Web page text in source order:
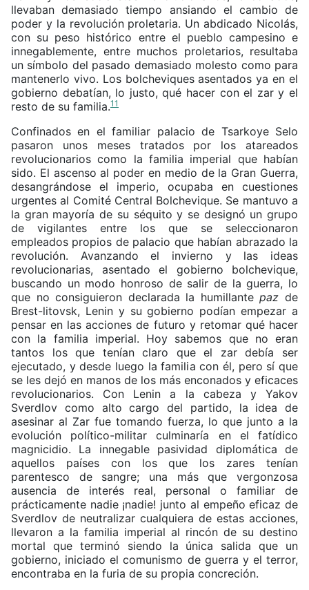
llevaban demasiado tiempo ansiando el cambio de
poder y la revolución proletaria. Un abdicado Nicolás,
con su peso histórico entre el pueblo campesino e
innegablemente, entre muchos proletarios, resultaba
un símbolo del pasado demasiado molesto como para
mantenerlo vivo. Los bolcheviques asentados ya en el
gobierno debatían, lo justo, qué hacer con el zar y el
resto de su familia.11
Confinados en el familiar palacio de Tsarkoye Selo
pasaron unos meses tratados por los atareados
revolucionarios como la familia imperial que habían
sido. El ascenso al poder en medio de la Gran Guerra,
desangrándose el imperio, ocupaba en cuestiones
urgentes al Comité Central Bolchevique. Se mantuvo a
la gran mayoría de su séquito y se designó un grupo
de vigilantes entre los que se seleccionaron
empleados propios de palacio que habían abrazado la
revolución. Avanzando el invierno y las ideas
revolucionarias, asentado el gobierno bolchevique,
buscando un modo honroso de salir de la guerra, lo
que no consiguieron declarada la humillantepaz de
Brest-litovsk, Lenin y su gobierno podían empezar a
pensar en las acciones de futuro y retomar qué hacer
con la familia imperial. Hoy sabemos que no eran
tantos los que tenían claro que el zar debía ser
ejecutado, y desde luego la familia con él, pero sí que
se les dejó en manos de los más enconados y eficaces
revolucionarios. Con Lenin a la cabeza y Yakov
Sverdlov como alto cargo del partido, la idea de
asesinar al Zar fue tomando fuerza, lo que junto a la
evolución político-militar culminaría en el fatídico
magnicidio. La innegable pasividad diplomática de
aquellos países con los que los zares tenían
parentesco de sangre; una más que vergonzosa
ausencia de interés real, personal o familiar de
prácticamente nadie ¡nadie! junto al empeño eficaz de
Sverdlov de neutralizar cualquiera de estas acciones,
llevaron a la familia imperial al rincón de su destino
mortal que terminó siendo la única salida que un
gobierno, iniciado el comunismo de guerra y el terror,
encontraba en la furia de su propia concreción.